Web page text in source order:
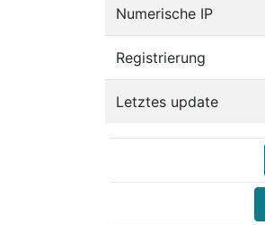
Numerische IP
Registrierung
Letztes update